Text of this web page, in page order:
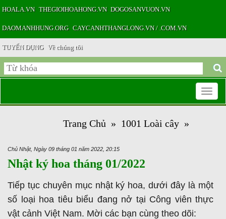
HOALA.VN THEGIOIHOAHONG.VN DOGOSANVUON.VN
DAOMANHHUNG.ORG CAYCANHTHANGLONG.VN / .COM.VN
TUYỂN DỤNG Về chúng tôi
Toggle
Trang Chủ » 1001 Loài cây »
Chủ Nhật, Ngày 09 tháng 01 năm 2022, 20:15
Nhật ký hoa tháng 01/2022
Tiếp tục chuyên mục nhật ký hoa, dưới đây là một
số loại hoa tiêu biểu đang nở tại Công viên thực
vật cảnh Việt Nam. Mời các bạn cùng theo dõi: